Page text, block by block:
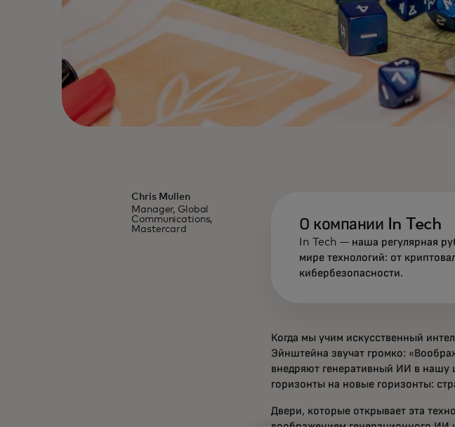
Chris Mullen
Manager, Global
Communications,
Mastercard
О компании In Tech
In Tech — наша регулярная
мире технологий: от
кибербезопасности.
Когда мы учим искусственный
Эйнштейна звучат громко:
внедряют генеративный ИИ в
горизонты на новые горизонты:
Двери, которые открывает эта